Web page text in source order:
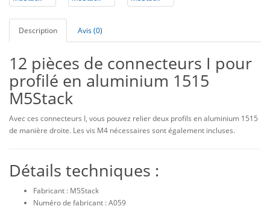
Description Avis (0)
12 pièces de connecteurs I pour
profilé en aluminium 1515
M5Stack
Avec ces connecteurs I, vous pouvez relier deux profils en aluminium 1515
de manière droite. Les vis M4 nécessaires sont également incluses.
Détails techniques :
Fabricant : M5Stack
Numéro de fabricant : A059